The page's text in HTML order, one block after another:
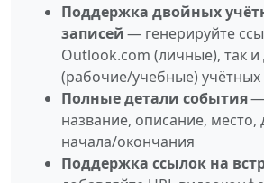
Поддержка двойных
записей— генерируйте
Outlook.com (личные), так и
(рабочие/учебные) учётных
Полные детали события—
название, описание, место,
начала/окончания
Поддержка ссылок на